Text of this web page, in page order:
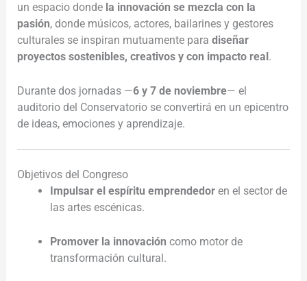
un espacio donde la innovación se mezcla con la
pasión, donde músicos, actores, bailarines y gestores
culturales se inspiran mutuamente para diseñar
proyectos sostenibles, creativos y con impacto real.
Durante dos jornadas —6 y 7 de noviembre— el
auditorio del Conservatorio se convertirá en un epicentro
de ideas, emociones y aprendizaje.
Objetivos del Congreso
Impulsar el espíritu emprendedoren el sector de
las artes escénicas.
Promover la innovación como motor de
transformación cultural.